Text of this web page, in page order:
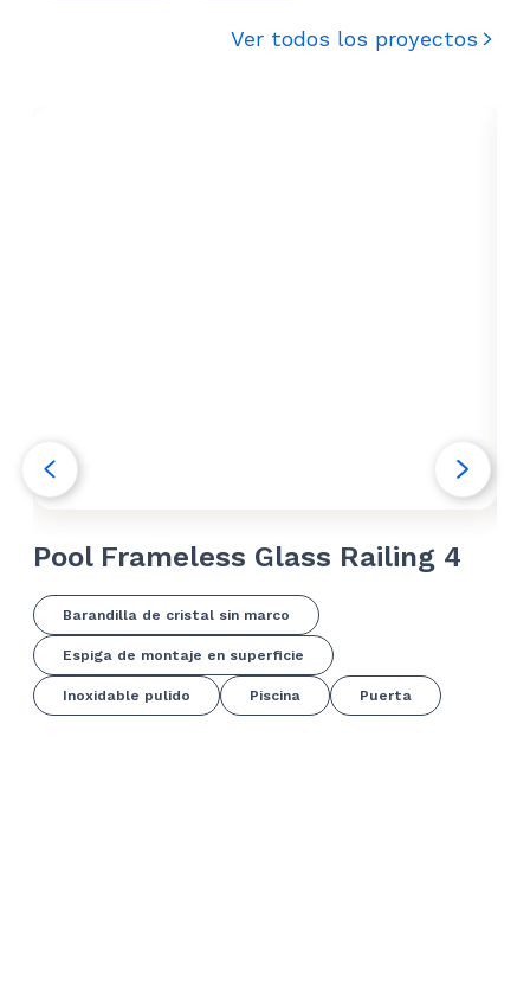
Ver todos los proyectos
Pool Frameless Glass Railing 4
Barandilla de cristal sin marco
Espiga de montaje en superficie
Inoxidable pulido Piscina Puerta